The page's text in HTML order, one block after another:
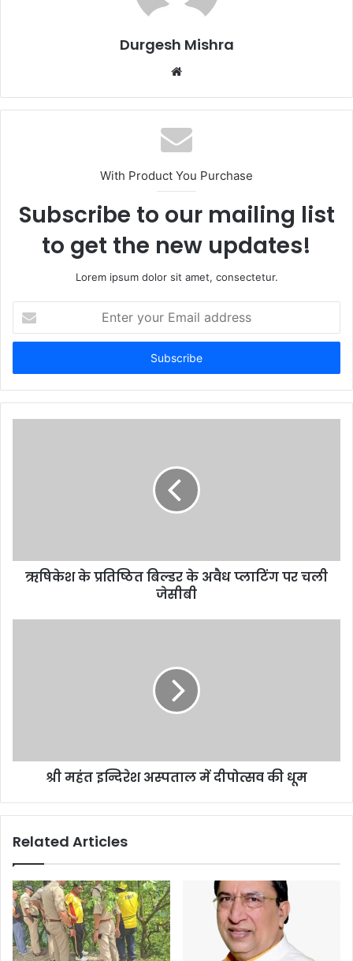
Durgesh Mishra
Website
With Product You Purchase
Subscribe to our mailing list
to get the new updates!
Lorem ipsum dolor sit amet, consectetur.
your
Email
ऋषिकेश के प्रतिष्ठित बिल्डर के अवैध प्लाटिंग पर चली
जेसीबी
श्री महंत इन्दिरेश अस्पताल में दीपोत्सव की धूम
Related Articles